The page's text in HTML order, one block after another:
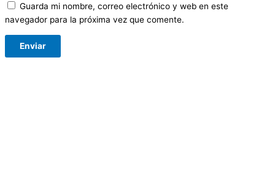
Guarda mi nombre, correo electrónico y web en este
navegador para la próxima vez que comente.